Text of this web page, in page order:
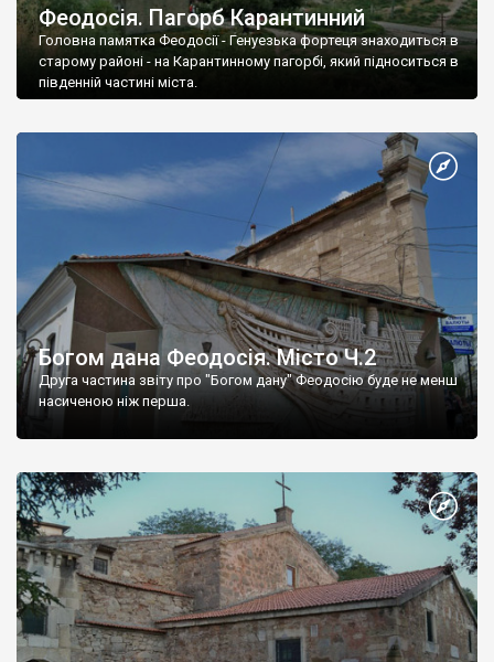
Феодосія. Пагорб Карантинний
Головна памятка Феодосії - Генуезька фортеця знаходиться в
старому районі - на Карантинному пагорбі, який підноситься в
південній частині міста.
Богом дана Феодосія. Місто Ч.2
Друга частина звіту про "Богом дану" Феодосію буде не менш
насиченою ніж перша.